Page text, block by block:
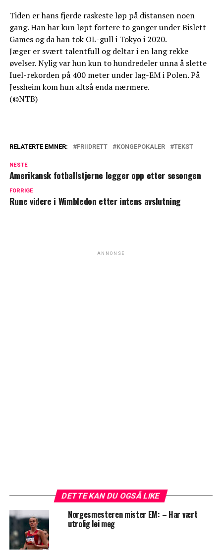
Tiden er hans fjerde raskeste løp på distansen noen
gang. Han har kun løpt fortere to ganger under Bislett
Games og da han tok OL-gull i Tokyo i 2020.
Jæger er svært talentfull og deltar i en lang rekke
øvelser. Nylig var hun kun to hundredeler unna å slette
Iuel-rekorden på 400 meter under lag-EM i Polen. På
Jessheim kom hun altså enda nærmere.
(©NTB)
RELATERTE EMNER: FRIIDRETT KONGEPOKALER TEKST
NESTE
Amerikansk fotballstjerne legger opp etter sesongen
FORRIGE
Rune videre i Wimbledon etter intens avslutning
ANNONSE
DETTE KAN DU OGSÅ LIKE
Norgesmesteren mister EM: – Har vært
utrolig lei meg